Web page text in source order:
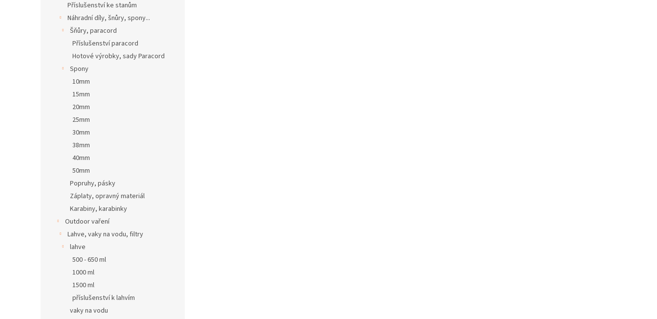
Příslušenství ke stanům
Náhradní díly, šnůry, spony...
Šňůry, paracord
Příslušenství paracord
Hotové výrobky, sady Paracord
Spony
10mm
15mm
20mm
25mm
30mm
38mm
40mm
50mm
Popruhy, pásky
Záplaty, opravný materiál
Karabiny, karabinky
Outdoor vaření
Lahve, vaky na vodu, filtry
lahve
500 - 650 ml
1000 ml
1500 ml
příslušenství k lahvím
vaky na vodu